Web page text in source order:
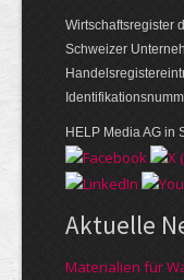
Wirtschaftsregister
Schweizer
HELP Media AG in
Aktuelle
Materialien für